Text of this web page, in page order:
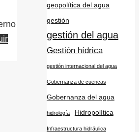
geopolítica del agua
gestión
gestión del agua
Gestión hídrica
gestión internacional del agua
Gobernanza de cuencas
Gobernanza del agua
hidrología Hidropolítica
Infraestructura hidráulica